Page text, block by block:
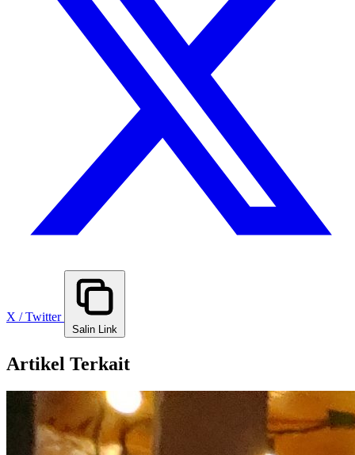
X / Twitter
Salin Link
Artikel Terkait